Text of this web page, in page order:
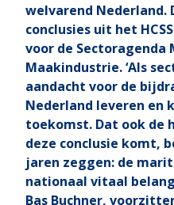
welvarend
conclusies uit het
voor de Sectoragenda
Maakindustrie. ‘Als
aandacht voor de
Nederland leveren en
toekomst. Dat ook de
deze conclusie komt,
jaren zeggen: de
nationaal vitaal
Bas Buchner,